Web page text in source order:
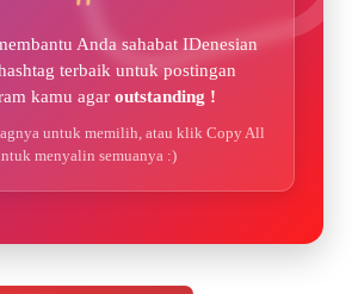
Anda sahabat IDenesian
terbaik untuk postingan
kamu agar outstanding !
untuk memilih, atau klik Copy All
menyalin semuanya :)